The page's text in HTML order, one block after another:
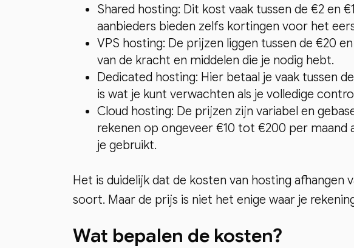
Shared hosting: Dit kost vaak tussen de €2 en
aanbieders bieden zelfs kortingen voor het
VPS hosting: De prijzen liggen tussen de €20
van de kracht en middelen die je nodig hebt.
Dedicated hosting: Hier betaal je vaak tussen
is wat je kunt verwachten als je volledige
Cloud hosting: De prijzen zijn variabel en
rekenen op ongeveer €10 tot €200 per maand
je gebruikt.
Het is duidelijk dat de kosten van hosting afhangen
soort. Maar de prijs is niet het enige waar je
Wat bepalen de kosten?